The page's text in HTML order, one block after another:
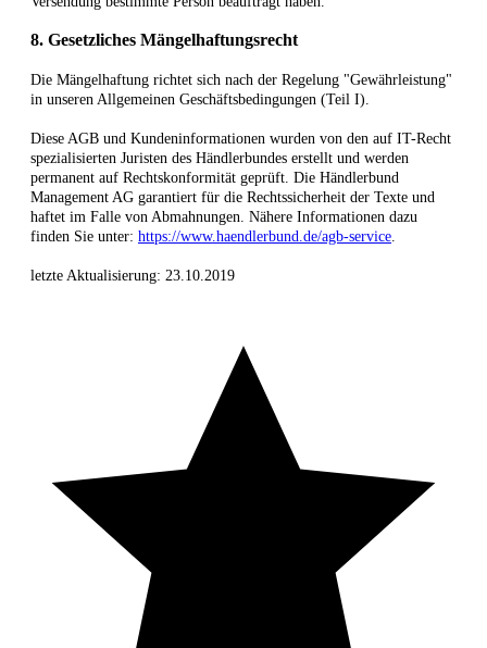
8. Gesetzliches Mängelhaftungsrecht
Die Mängelhaftung richtet sich nach der Regelung "Gewährleistung"
in unseren Allgemeinen Geschäftsbedingungen (Teil I).
Diese AGB und Kundeninformationen wurden von den auf IT-Recht
spezialisierten Juristen des Händlerbundes erstellt und werden
permanent auf Rechtskonformität geprüft. Die Händlerbund
Management AG garantiert für die Rechtssicherheit der Texte und
haftet im Falle von Abmahnungen. Nähere Informationen dazu
finden Sie unter: https://www.haendlerbund.de/agb-service
letzte Aktualisierung: 23.10.2019